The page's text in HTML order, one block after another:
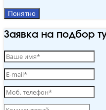
Понятно
Заявка на подбор